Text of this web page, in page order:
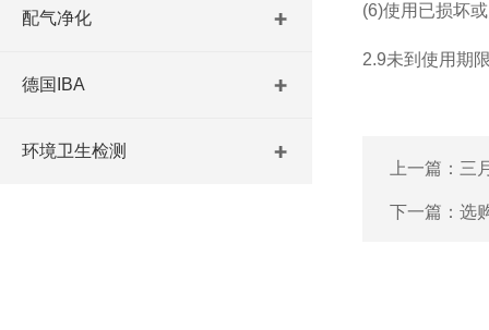
配气净化
德国IBA
环境卫生检测
(6)使用已损坏
2.9未到使用期
上一篇： 三
下一篇： 选